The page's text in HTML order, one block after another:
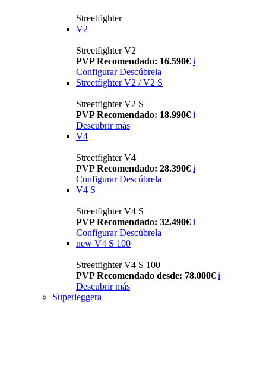
Streetfighter
V2
Streetfighter V2
PVP Recomendado: 16.590€ i
Configurar Descúbrela
Streetfighter V2 / V2 S
Streetfighter V2 S
PVP Recomendado: 18.990€ i
Descubrir más
V4
Streetfighter V4
PVP Recomendado: 28.390€ i
Configurar Descúbrela
V4 S
Streetfighter V4 S
PVP Recomendado: 32.490€ i
Configurar Descúbrela
new V4 S 100
Streetfighter V4 S 100
PVP Recomendado desde: 78.000€ i
Descubrir más
Superleggera